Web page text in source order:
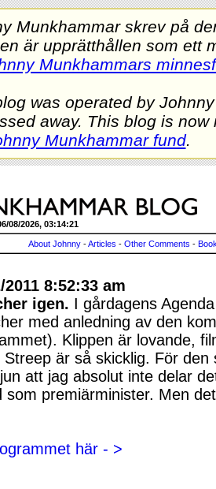
Munkhammar skrev på
är upprätthållen som ett
Munkhammars
was operated by
away. This blog is
Munkhammar fund.
08/2026, 03:14:21
About Johnny -Articles - Other Comments -
2011 8:52:33 am
igen. I gårdagens
med anledning av den
Klippen är lovande,
Streep är så skicklig. För
att jag absolut inte delar
som premiärminister. Men
här - >